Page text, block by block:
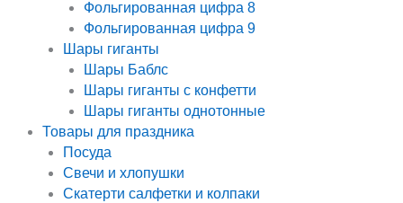
Фольгированная цифра 8
Фольгированная цифра 9
Шары гиганты
Шары Баблс
Шары гиганты с конфетти
Шары гиганты однотонные
Товары для праздника
Посуда
Свечи и хлопушки
Скатерти салфетки и колпаки